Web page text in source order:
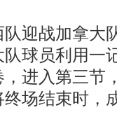
迎战加拿大
球员利用一
进入第三节
场结束时，